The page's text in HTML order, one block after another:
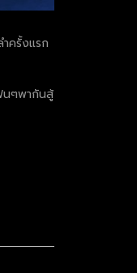
ครั้งแรก
นๆพากันสู้